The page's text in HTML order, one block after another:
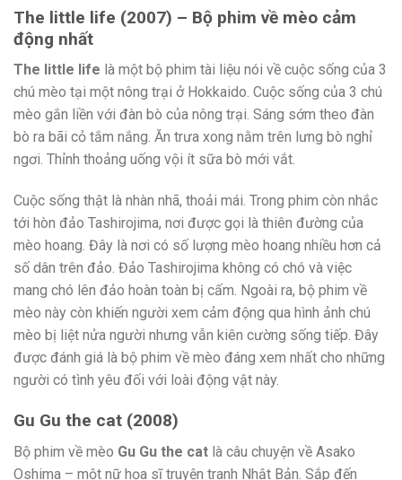
The little life (2007) – Bộ phim về mèo cảm
động nhất
The little life là một bộ phim tài liệu nói về cuộc sống của 3
chú mèo tại một nông trại ở Hokkaido. Cuộc sống của 3 chú
mèo gắn liền với đàn bò của nông trại. Sáng sớm theo đàn
bò ra bãi cỏ tắm nắng. Ăn trưa xong nằm trên lưng bò nghỉ
ngơi. Thỉnh thoảng uống vội ít sữa bò mới vắt.
Cuộc sống thật là nhàn nhã, thoải mái. Trong phim còn nhắc
tới hòn đảo Tashirojima, nơi được gọi là thiên đường của
mèo hoang. Đây là nơi có số lượng mèo hoang nhiều hơn cả
số dân trên đảo. Đảo Tashirojima không có chó và việc
mang chó lên đảo hoàn toàn bị cấm. Ngoài ra, bộ phim về
mèo này còn khiến người xem cảm động qua hình ảnh chú
mèo bị liệt nửa người nhưng vẫn kiên cường sống tiếp. Đây
được đánh giá là bộ phim về mèo đáng xem nhất cho những
người có tình yêu đối với loài động vật này.
Gu Gu the cat (2008)
Bộ phim về mèo Gu Gu the cat là câu chuyện về Asako
Oshima – một nữ họa sĩ truyện tranh Nhật Bản. Sắp đến